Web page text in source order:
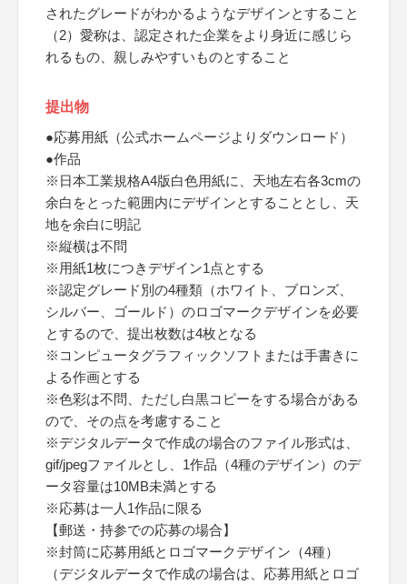
されたグレードがわかるようなデザインとすること
（2）愛称は、認定された企業をより身近に感じら
れるもの、親しみやすいものとすること
提出物
●応募用紙（公式ホームページよりダウンロード）
●作品
※日本工業規格A4版白色用紙に、天地左右各3cmの
余白をとった範囲内にデザインとすることとし、天
地を余白に明記
※縦横は不問
※用紙1枚につきデザイン1点とする
※認定グレード別の4種類（ホワイト、ブロンズ、
シルバー、ゴールド）のロゴマークデザインを必要
とするので、提出枚数は4枚となる
※コンピュータグラフィックソフトまたは手書きに
よる作画とする
※色彩は不問、ただし白黒コピーをする場合がある
ので、その点を考慮すること
※デジタルデータで作成の場合のファイル形式は、
gif/jpegファイルとし、1作品（4種のデザイン）のデ
ータ容量は10MB未満とする
※応募は一人1作品に限る
【郵送・持参での応募の場合】
※封筒に応募用紙とロゴマークデザイン（4種）
（デジタルデータで作成の場合は、応募用紙とロゴ